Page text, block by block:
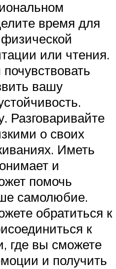
время для
или чтения.
вашу
Разговаривайте
о своих
Иметь
и
помочь
самолюбие.
обратиться к
к
где вы сможете
и получить